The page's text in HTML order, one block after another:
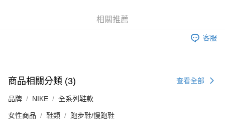
相關推薦
客服
商品相關分類 (3) 查看全部
品牌 NIKE 全系列鞋款
女性商品 鞋類 跑步鞋/慢跑鞋